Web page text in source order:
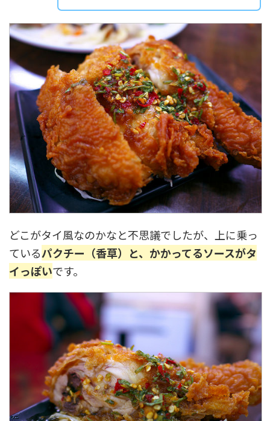
どこがタイ風なのかなと不思議でしたが、上に乗っ
ているパクチー（香草）と、かかってるソースがタ
イっぽいです。